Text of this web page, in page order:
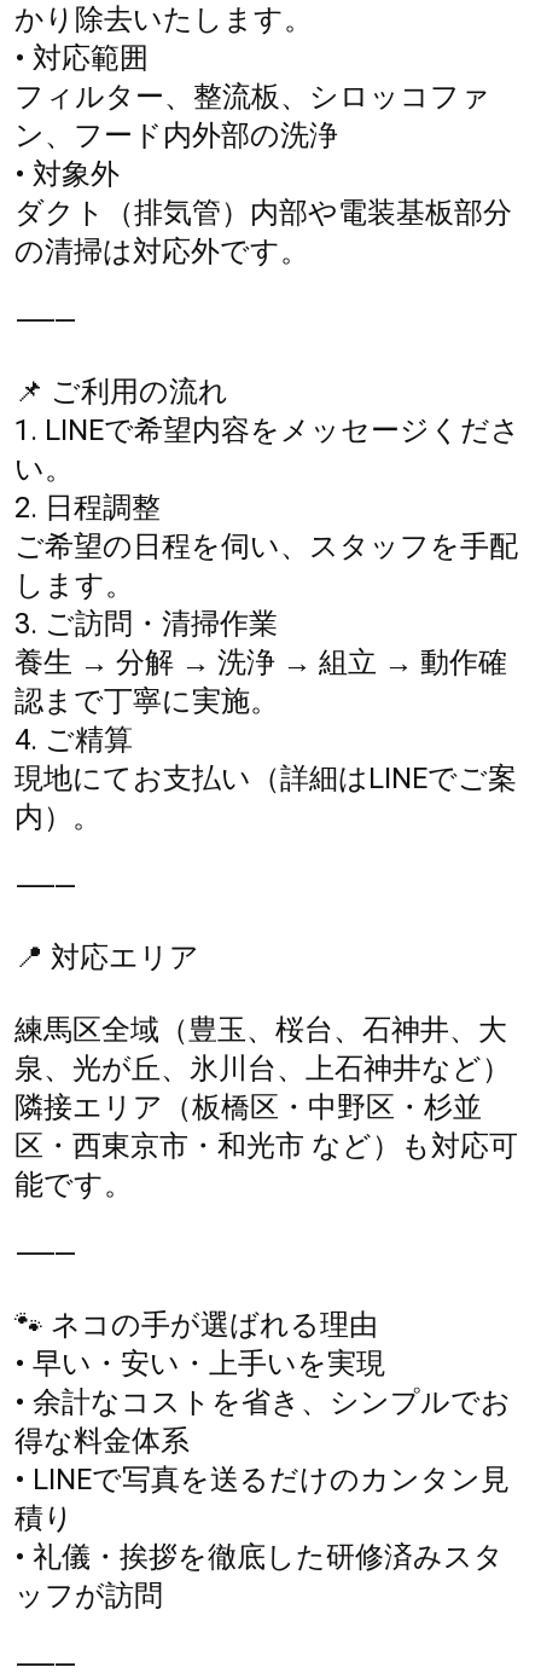
かり除去いたします。
• 対応範囲
フィルター、整流板、シロッコファ
ン、フード内外部の洗浄
• 対象外
ダクト（排気管）内部や電装基板部分
の清掃は対応外です。
⸻
📌 ご利用の流れ
1. LINEで希望内容をメッセージくださ
い。
2. 日程調整
ご希望の日程を伺い、スタッフを手配
します。
3. ご訪問・清掃作業
養生 → 分解 → 洗浄 → 組立 → 動作確
認まで丁寧に実施。
4. ご精算
現地にてお支払い（詳細はLINEでご案
内）。
⸻
📍 対応エリア
練馬区全域（豊玉、桜台、石神井、大
泉、光が丘、氷川台、上石神井など）
隣接エリア（板橋区・中野区・杉並
区・西東京市・和光市 など）も対応可
能です。
⸻
🐾 ネコの手が選ばれる理由
• 早い・安い・上手いを実現
• 余計なコストを省き、シンプルでお
得な料金体系
• LINEで写真を送るだけのカンタン見
積り
• 礼儀・挨拶を徹底した研修済みスタ
ッフが訪問
⸻